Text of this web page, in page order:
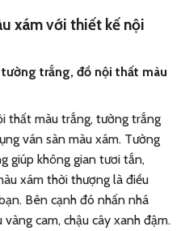
xám với thiết kế nội
trắng, đồ nội thất màu
thất màu trắng, tường trắng
ván sàn màu xám. Tường
giúp không gian tươi tắn,
xám thời thượng là điều
Bên cạnh đó nhấn nhá
cam, chậu cây xanh đậm.